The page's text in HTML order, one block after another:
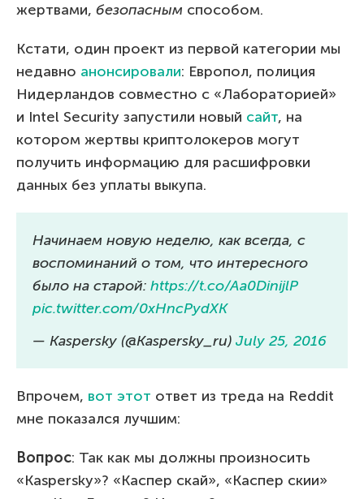
жертвами, безопасным способом.
Кстати, один проект из первой категории мы
недавно анонсировали: Европол, полиция
Нидерландов совместно с «Лабораторией»
и Intel Security запустили новый сайт, на
котором жертвы криптолокеров могут
получить информацию для расшифровки
данных без уплаты выкупа.
Начинаем новую неделю, как всегда, с
воспоминаний о том, что интересного
было на старой: https://t.co/Aa0DinijlP
pic.twitter.com/0xHncPydXK
— Kaspersky (@Kaspersky_ru) July 25, 2016
Впрочем, вот этот ответ из треда на Reddit
мне показался лучшим:
Вопрос: Так как мы должны произносить
«Kaspersky»? «Каспер скай», «Каспер скии»